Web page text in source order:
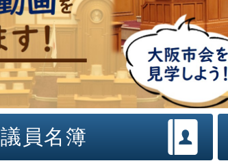
議員名簿